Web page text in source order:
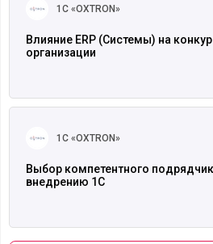
1С «OXTRON»
Влияние ERP (Системы) на
организации
1С «OXTRON»
Выбор компетентного
внедрению 1С